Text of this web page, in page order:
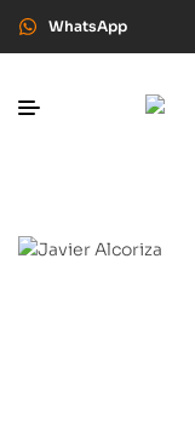
WhatsApp